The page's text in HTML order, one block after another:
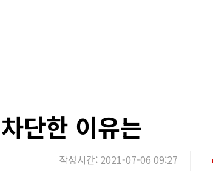
단한 이유는
작성시간: 2021-07-06 09:27